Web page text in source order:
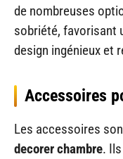
de nombreuses
sobriété, favorisant
design ingénieux et
Accessoires
Les accessoires
decorer chambre.